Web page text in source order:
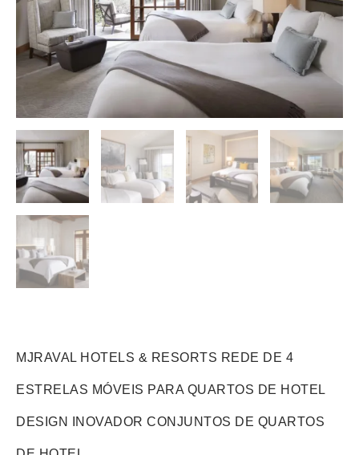
MJRAVAL HOTELS & RESORTS REDE DE 4
ESTRELAS MÓVEIS PARA QUARTOS DE HOTEL
DESIGN INOVADOR CONJUNTOS DE QUARTOS